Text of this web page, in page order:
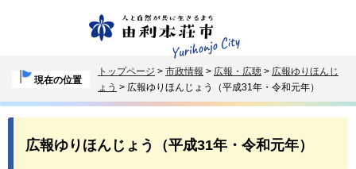
現在の位置
トップページ > 市政情報 > 広報・広聴 > 広報ゆりほんじ
ょう > 広報ゆりほんじょう（平成31年・令和元年）
広報ゆりほんじょう（平成31年・令和元年）